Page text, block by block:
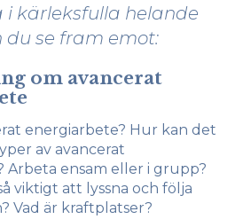
i kärleksfulla helande
du se fram emot:
om avancerat
energiarbete? Hur kan det
av avancerat
Arbeta ensam eller i grupp?
viktigt att lyssna och följa
Vad är kraftplatser?